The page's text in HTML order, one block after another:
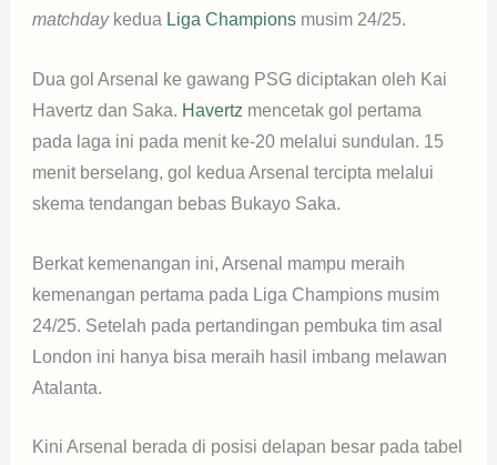
matchdaykedua Liga Championsmusim 24/25.
Dua gol Arsenal ke gawang PSG diciptakan oleh Kai
Havertz dan Saka. Havertz mencetak gol pertama
pada laga ini pada menit ke-20 melalui sundulan. 15
menit berselang, gol kedua Arsenal tercipta melalui
skema tendangan bebas Bukayo Saka.
Berkat kemenangan ini, Arsenal mampu meraih
kemenangan pertama pada Liga Champions musim
24/25. Setelah pada pertandingan pembuka tim asal
London ini hanya bisa meraih hasil imbang melawan
Atalanta.
Kini Arsenal berada di posisi delapan besar pada tabel